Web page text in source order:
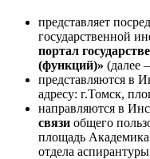
представляет
государственной
портал
(функций)» (далее –
представляются в
адресу: г.Томск,
направляются в
связи общего
площадь
отдела